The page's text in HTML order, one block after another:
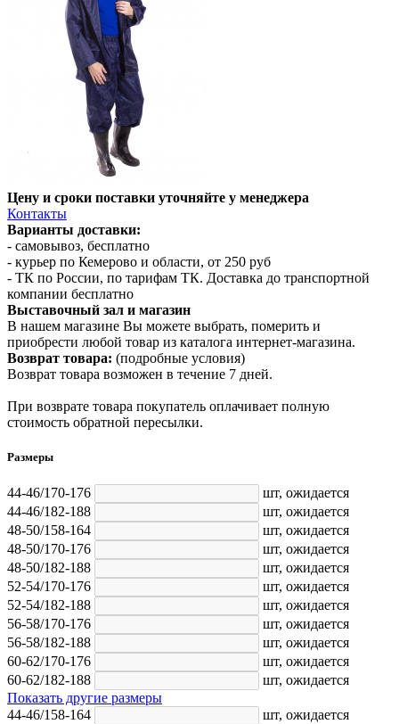
Цену и сроки поставки уточняйте у менеджера
Контакты
Варианты доставки:
- самовывоз, бесплатно
- курьер по Кемерово и области, от 250 руб
- ТК по России, по тарифам ТК. Доставка до транспортной
компании бесплатно
Выставочный зал и магазин
В нашем магазине Вы можете выбрать, померить и
приобрести любой товар из каталога интернет-магазина.
Возврат товара: (подробные условия)
Возврат товара возможен в течение 7 дней.
При возврате товара покупатель оплачивает полную
стоимость обратной пересылки.
Размеры
44-46/170-176 шт, ожидается
44-46/182-188
шт, ожидается
48-50/158-164
шт, ожидается
48-50/170-176
шт, ожидается
48-50/182-188
шт, ожидается
52-54/170-176
шт, ожидается
52-54/182-188
шт, ожидается
56-58/170-176
шт, ожидается
56-58/182-188
шт, ожидается
60-62/170-176
шт, ожидается
60-62/182-188
шт, ожидается
Показать другие размеры
44-46/158-164
шт, ожидается